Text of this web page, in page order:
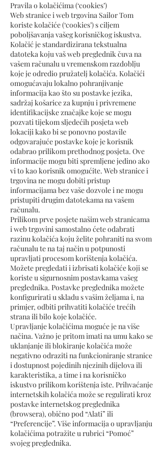
Pravila o kolačićima (‘cookies’)
Web stranice i web trgovina Sailor Tom
koriste kolačiće (‘cookies’) s ciljem
poboljšavanja vašeg korisničkog iskustva.
Kolačić je standardizirana tekstualna
datoteka koju vaš web preglednik čuva na
vašem računalu u vremenskom razdoblju
koje je odredio pružatelj kolačića. Kolačići
omogućavaju lokalno pohranjivanje
informacija kao što su postavke jezika,
sadržaj košarice za kupnju i privremene
identifikacijske značajke koje se mogu
pozvati tijekom sljedećih posjeta web
lokaciji kako bi se ponovno postavile
odgovarajuće postavke koje je korisnik
odabrao prilikom prethodnog posjeta. Ove
informacije mogu biti spremljene jedino ako
vi to kao korisnik omogućite. Web stranice i
trgovina ne mogu dobiti pristup
informacijama bez vaše dozvole i ne mogu
pristupiti drugim datotekama na vašem
računalu.
Prilikom prve posjete našim web stranicama
i web trgovini samostalno ćete odabrati
razinu kolačića koju želite pohraniti na svom
računalu te na taj način u potpunosti
upravljati procesom korištenja kolačića.
Možete pregledati i izbrisati kolačiće koji se
koriste u sigurnosnim postavkama vašeg
preglednika. Postavke preglednika možete
konfigurirati u skladu s vašim željama i, na
primjer, odbiti prihvatiti kolačiće trećih
strana ili bilo koje kolačiće.
Upravljanje kolačićima moguće je na više
načina. Važno je pritom imati na umu kako se
uklanjanje ili blokiranje kolačića može
negativno odraziti na funkcioniranje stranice
i dostupnost pojedinih njezinih dijelova ili
karakteristika, a time i na korisničko
iskustvo prilikom korištenja iste. Prihvaćanje
internetskih kolačića može se regulirati kroz
postavke internetskog preglednika
(browsera), obično pod “Alati” ili
“Preferencije”. Više informacija o upravljanju
kolačićima potražite u rubrici “Pomoć”
svojeg preglednika.